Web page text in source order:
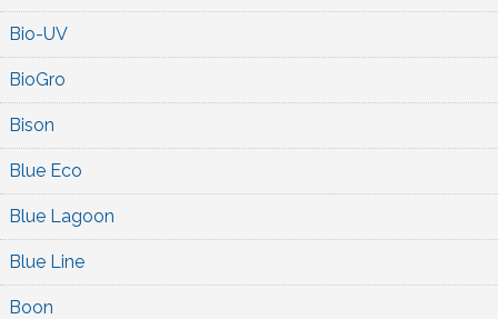
Bio-UV
BioGro
Bison
Blue Eco
Blue Lagoon
Blue Line
Boon